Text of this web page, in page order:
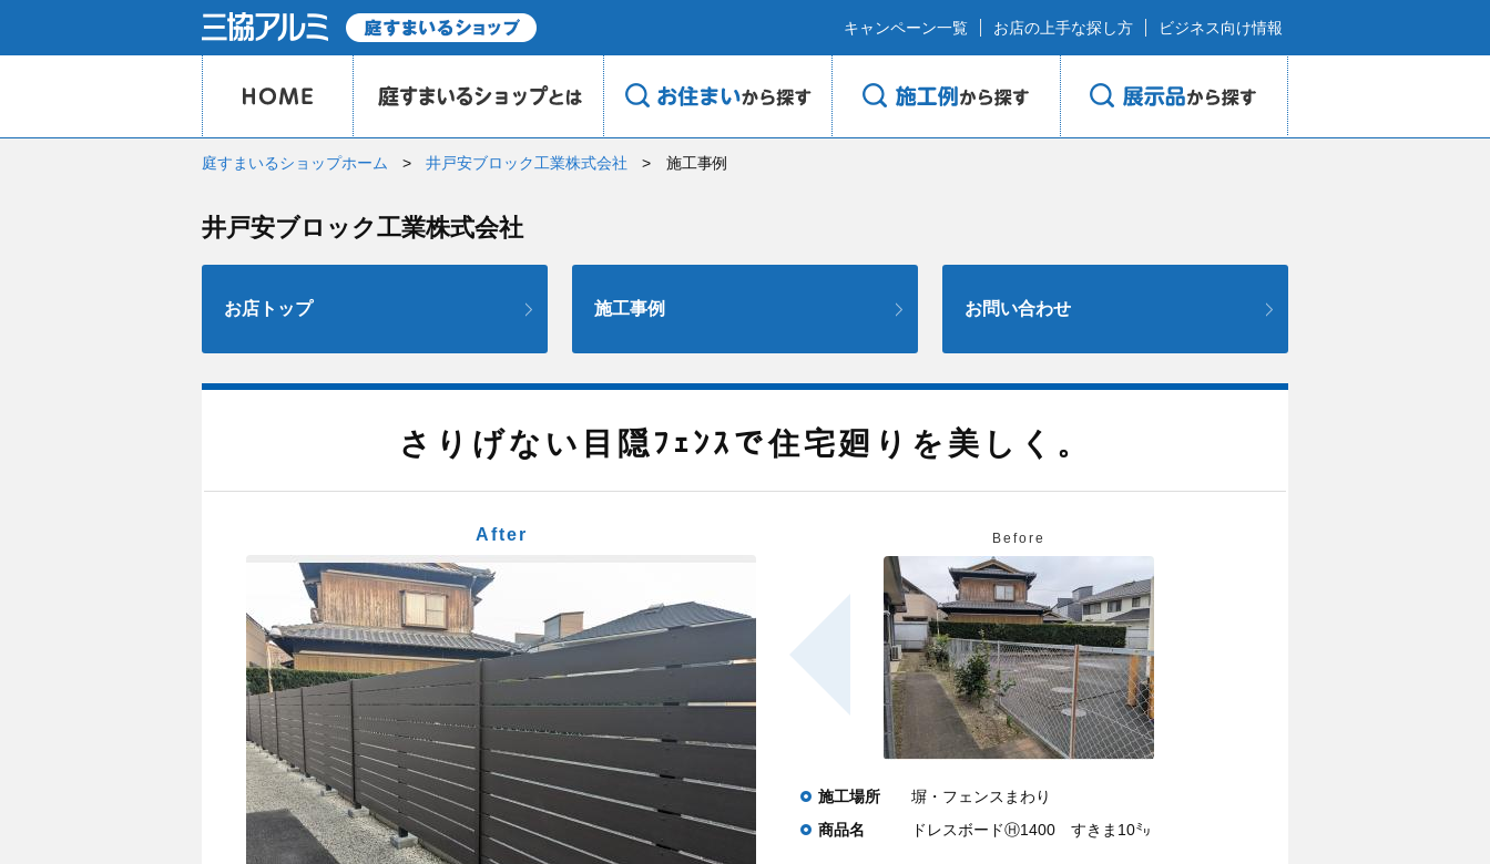
キャンペーン一覧 お店の上手な探し方 ビジネス向け情報
庭すまいるショップホーム 井戸安ブロック工業株式会社 施工事例
井戸安ブロック工業株式会社
お店トップ 施工事例 お問い合わせ
さりげない目隠ﾌｪﾝｽで住宅廻りを美しく。
Before
After
施工場所
塀・フェンスまわり
商品名
ドレスボードⒽ1400 すきま10㍉